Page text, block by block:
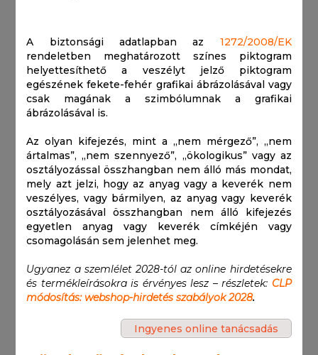
A biztonsági adatlapban az 1272/2008/EK
rendeletben meghatározott színes piktogram
helyettesíthető a veszélyt jelző piktogram
egészének fekete-fehér grafikai ábrázolásával vagy
csak magának a szimbólumnak a grafikai
ábrázolásával is.
Az olyan kifejezés, mint a „nem mérgező”, „nem
ártalmas”, „nem szennyező”, „ökologikus” vagy az
osztályozással összhangban nem álló más mondat,
mely azt jelzi, hogy az anyag vagy a keverék nem
veszélyes, vagy bármilyen, az anyag vagy keverék
osztályozásával összhangban nem álló kifejezés
egyetlen anyag vagy keverék címkéjén vagy
csomagolásán sem jelenhet meg.
Ugyanez a szemlélet 2028-tól az online hirdetésekre
és termékleírásokra is érvényes lesz – részletek: CLP
módosítás: webshop-hirdetés szabályok 2028.
Ingyenes online tanácsadás